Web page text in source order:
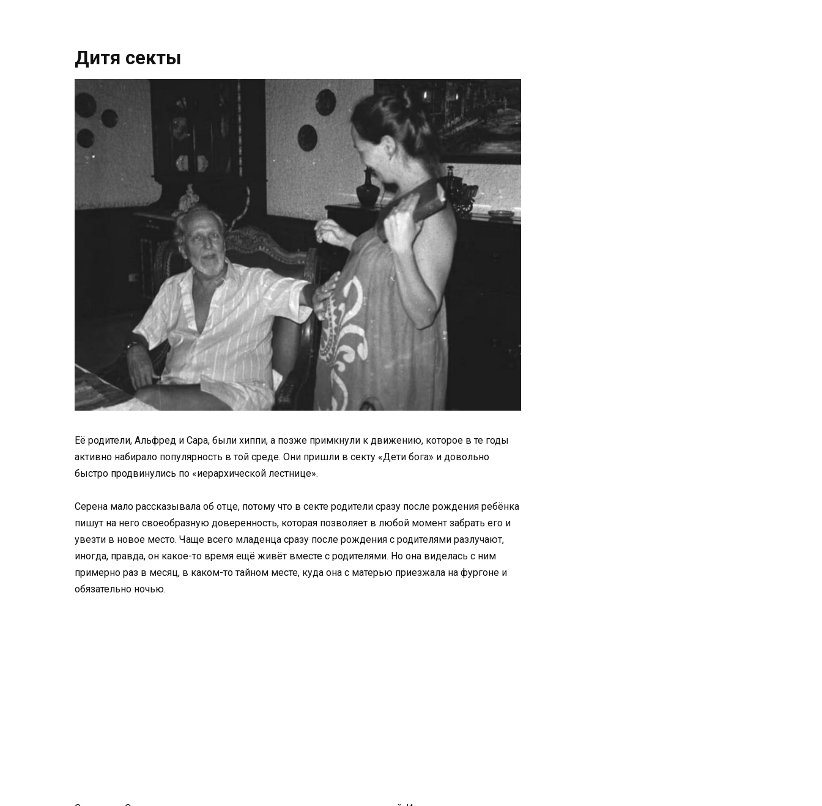
Дитя секты
Её родители, Альфред и Сара, были хиппи, а позже примкнули к движению, которое в те годы
активно набирало популярность в той среде. Они пришли в секту «Дети бога» и довольно
быстро продвинулись по «иерархической лестнице».
Серена мало рассказывала об отце, потому что в секте родители сразу после рождения ребёнка
пишут на него своеобразную доверенность, которая позволяет в любой момент забрать его и
увезти в новое место. Чаще всего младенца сразу после рождения с родителями разлучают,
иногда, правда, он какое-то время ещё живёт вместе с родителями. Но она виделась с ним
примерно раз в месяц, в каком-то тайном месте, куда она с матерью приезжала на фургоне и
обязательно ночью.